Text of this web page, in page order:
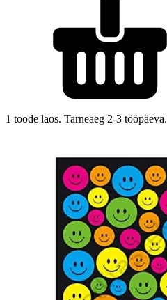
1 toode laos. Tarneaeg 2-3 tööpäeva.